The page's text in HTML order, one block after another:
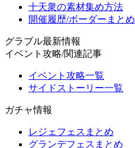
十天衆の素材集め方法
開催履歴/ボーダーまとめ
グラブル最新情報
イベント攻略/関連記事
イベント攻略一覧
サイドストーリー一覧
ガチャ情報
レジェフェスまとめ
グランデフェスまとめ